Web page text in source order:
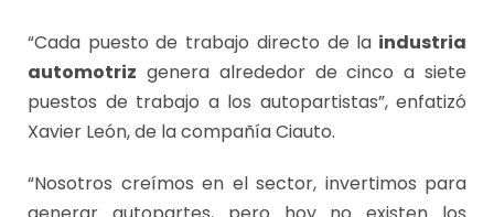
“Cada puesto de trabajo directo de la industria
automotriz genera alrededor de cinco a siete
puestos de trabajo a los autopartistas”, enfatizó
Xavier León, de la compañía Ciauto.
“Nosotros creímos en el sector, invertimos para